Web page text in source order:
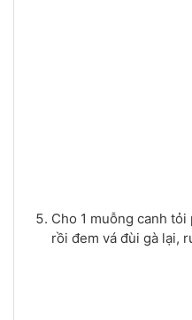
Cho 1 muỗng canh
rồi đem vá đùi gà lại,